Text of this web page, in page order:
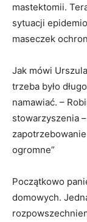
mastektomii.
sytuacji
maseczek
Jak mówi
trzeba było
namawiać. –
stowarzyszenia
ogromne”
Początkowo
domowych.